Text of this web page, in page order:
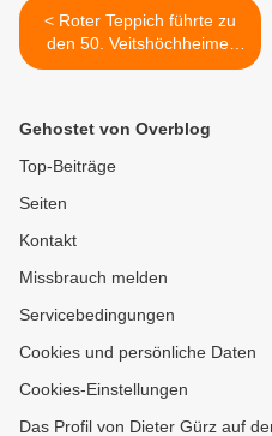
< Roter Teppich führte zu
den 50. Veitshöchheimer
Landespflegetage - Ein
Gehostet von Overblog
Top-Beiträge
Seiten
Kontakt
Missbrauch melden
Servicebedingungen
Cookies und persönliche Daten
Cookies-Einstellungen
Das Profil von Dieter Gürz auf